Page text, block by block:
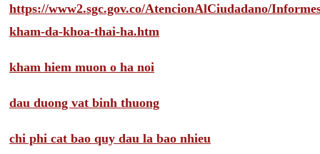
https://www2.sgc.gov.co/AtencionAlCiudadano/
kham-da-khoa-thai-ha.htm
kham hiem muon o ha noi
dau duong vat binh thuong
chi phi cat bao quy dau la bao nhieu